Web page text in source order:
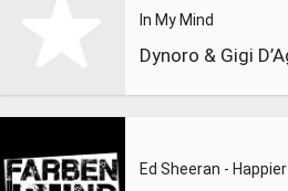
In My Mind
Ed Sheeran - Happier